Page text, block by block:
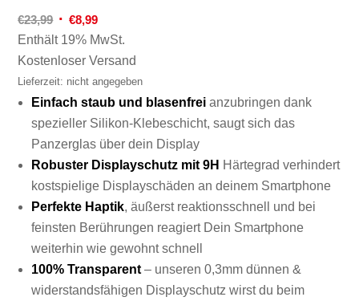
€23,99 Ursprünglicher
Preis
war:
€23,99
€8,99Aktueller
Preis
ist:
€8,99.
Enthält 19% MwSt.
Kostenloser Versand
Lieferzeit: nicht angegeben
Einfach staub und blasenfrei anzubringen dank
spezieller Silikon-Klebeschicht, saugt sich das
Panzerglas über dein Display
Robuster Displayschutz mit 9H Härtegrad verhindert
kostspielige Displayschäden an deinem Smartphone
Perfekte Haptik, äußerst reaktionsschnell und bei
feinsten Berührungen reagiert Dein Smartphone
weiterhin wie gewohnt schnell
100% Transparent – unseren 0,3mm dünnen &
widerstandsfähigen Displayschutz wirst du beim